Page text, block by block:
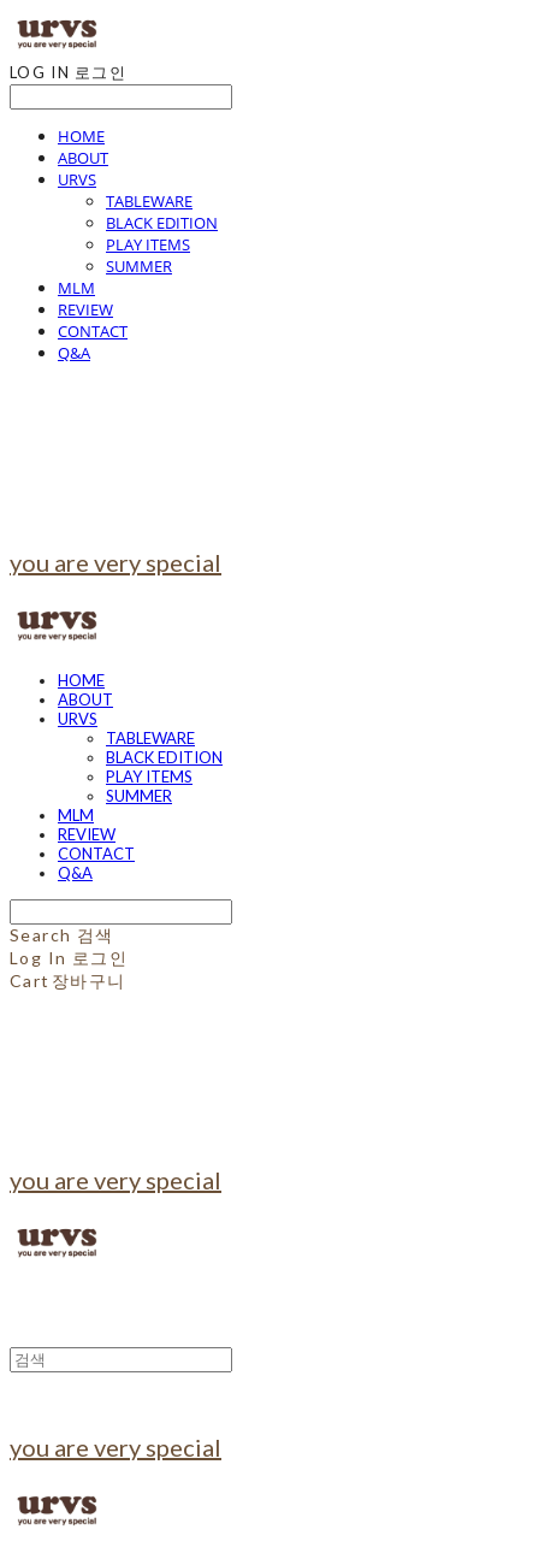
LOG IN 로그인
HOME
ABOUT
URVS
TABLEWARE
BLACK EDITION
PLAY ITEMS
SUMMER
MLM
REVIEW
CONTACT
Q&A
you are very special
HOME
ABOUT
URVS
TABLEWARE
BLACK EDITION
PLAY ITEMS
SUMMER
MLM
REVIEW
CONTACT
Q&A
Search 검색
Log In 로그인
Cart 장바구니
you are very special
you are very special